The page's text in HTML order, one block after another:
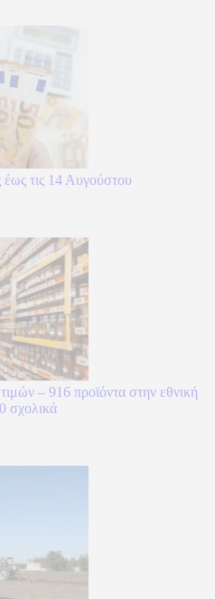
τις 14 Αυγούστου
– 916 προϊόντα στην εθνική
σχολικά